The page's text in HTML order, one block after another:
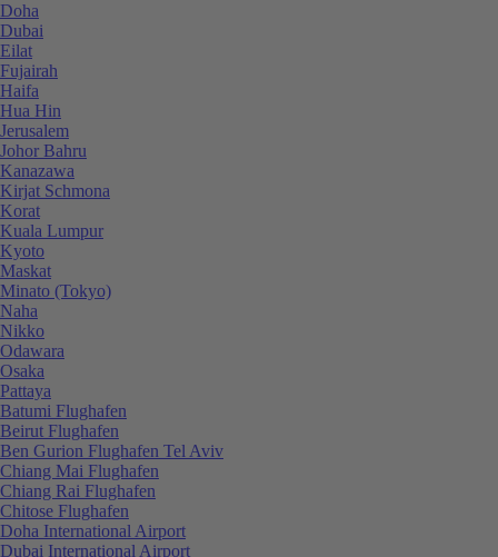
Doha
Dubai
Eilat
Fujairah
Haifa
Hua Hin
Jerusalem
Johor Bahru
Kanazawa
Kirjat Schmona
Korat
Kuala Lumpur
Kyoto
Maskat
Minato (Tokyo)
Naha
Nikko
Odawara
Osaka
Pattaya
Batumi Flughafen
Beirut Flughafen
Ben Gurion Flughafen Tel Aviv
Chiang Mai Flughafen
Chiang Rai Flughafen
Chitose Flughafen
Doha International Airport
Dubai International Airport